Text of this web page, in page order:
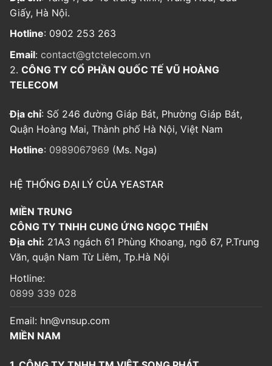
Giấy, Hà Nội.
Hotline: 0902 253 263
Email: contact@gtctelecom.vn
2. CÔNG TY CỔ PHẦN QUỐC TẾ VŨ HOÀNG
TELECOM
Địa chỉ: Số 246 đường Giáp Bát, Phường Giáp Bát,
Quận Hoàng Mai, Thành phố Hà Nội, Việt Nam
Hotline: 0989067969 (Ms. Nga)
HỆ THỐNG ĐẠI LÝ CỦA YEASTAR
MIỀN TRUNG
CÔNG TY TNHH CUNG ỨNG NGỌC THIÊN
Địa chỉ: 21A3 ngách 61 Phùng Khoang, ngõ 67, P.Trung
Văn, quận Nam Từ Liêm, Tp.Hà Nội
Hotline:
0899 339 028
Email: hn@vnsup.com
MIỀN NAM